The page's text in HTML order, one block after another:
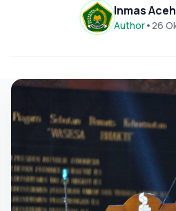
Inmas Aceh
Author•26